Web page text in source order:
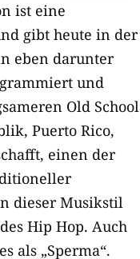
ist eine
gibt heute in der
eben darunter
und
Old School
Puerto Rico,
einen der
dieser Musikstil
Hip Hop. Auch
als „Sperma“.